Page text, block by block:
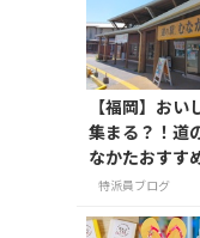
【福岡】おい
集まる？！道
なかたおすす
土産３選
特派員ブログ